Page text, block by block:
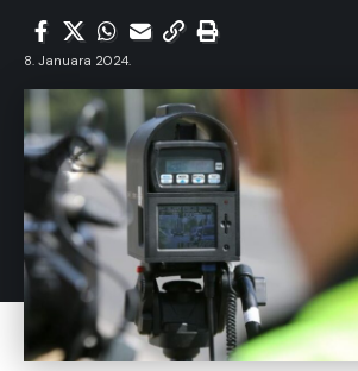
8. Januara 2024.